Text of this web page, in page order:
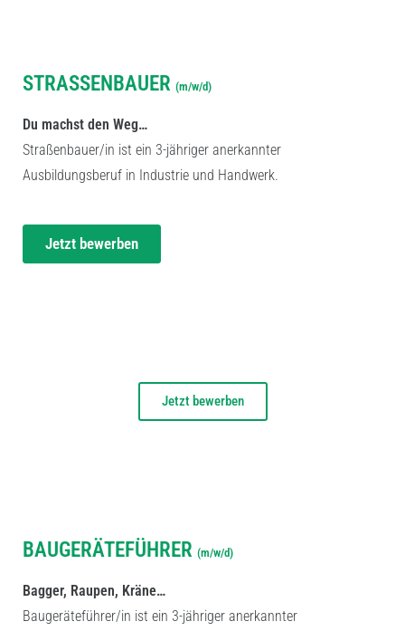
STRASSENBAUER (m/w/d)
Du machst den Weg…
Straßenbauer/in ist ein 3-jähriger anerkannter
Ausbildungsberuf in Industrie und Handwerk.
Jetzt bewerben
Jetzt bewerben
BAUGERÄTEFÜHRER (m/w/d)
Bagger, Raupen, Kräne…
Baugeräteführer/in ist ein 3-jähriger anerkannter